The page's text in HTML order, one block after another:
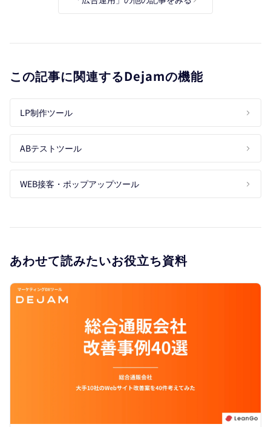
この記事に関連するDejamの機能
LP制作ツール
ABテストツール
WEB接客・ポップアップツール
あわせて読みたいお役立ち資料